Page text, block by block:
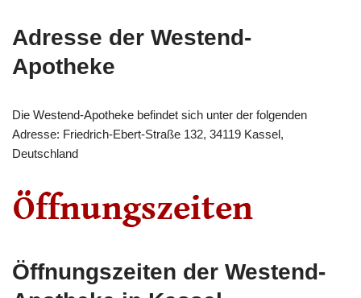
Adresse der Westend-
Apotheke
Die Westend-Apotheke befindet sich unter der folgenden
Adresse: Friedrich-Ebert-Straße 132, 34119 Kassel,
Deutschland
Öffnungszeiten der Westend-